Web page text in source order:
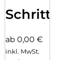
Schritten
ab 0,00 €
inkl. MwSt.